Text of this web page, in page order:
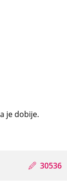
je dobije.
30536